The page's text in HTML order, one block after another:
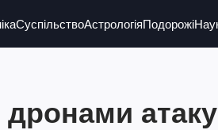
СуспільствоАстрологіяПодорожі
дронами